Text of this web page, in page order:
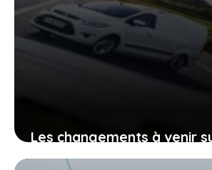
Les changements à venir
le permis de conduire,